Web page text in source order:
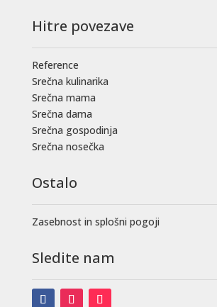
Hitre povezave
Reference
Srečna kulinarika
Srečna mama
Srečna dama
Srečna gospodinja
Srečna nosečka
Ostalo
Zasebnost in splošni pogoji
Sledite nam